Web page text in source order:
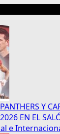
Y
EN EL
e